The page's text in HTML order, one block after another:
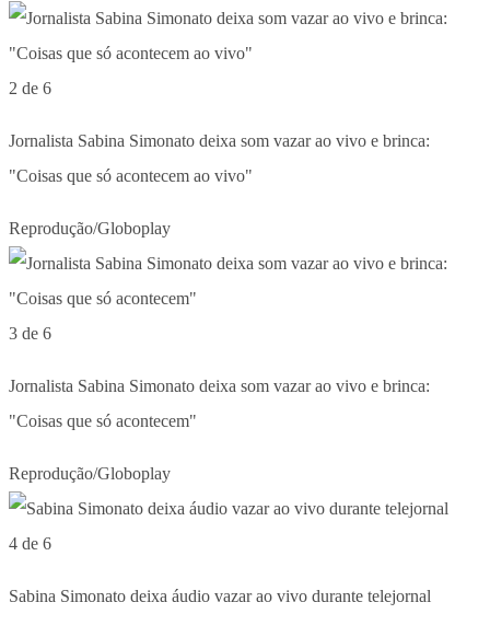
2 de 6
Jornalista Sabina Simonato deixa som vazar ao vivo e brinca:
"Coisas que só acontecem ao vivo"
Reprodução/Globoplay
3 de 6
Jornalista Sabina Simonato deixa som vazar ao vivo e brinca:
"Coisas que só acontecem"
Reprodução/Globoplay
4 de 6
Sabina Simonato deixa áudio vazar ao vivo durante telejornal